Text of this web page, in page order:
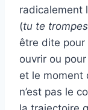
radicalement
(tu te trompes
être dite pour
ouvrir ou
et le moment
n’est pas le